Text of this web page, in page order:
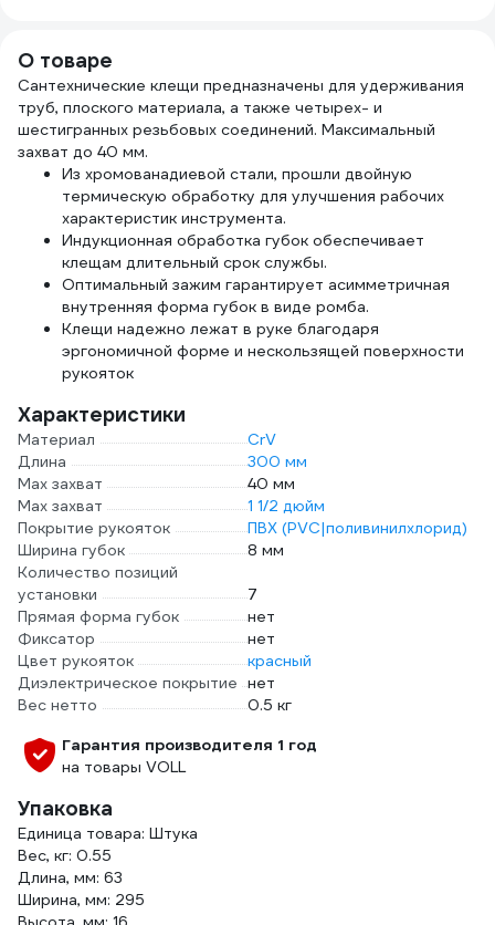
О товаре
Сантехнические клещи предназначены для удерживания
труб, плоского материала, а также четырех- и
шестигранных резьбовых соединений. Максимальный
захват до 40 мм.
Из хромованадиевой стали, прошли двойную
термическую обработку для улучшения рабочих
характеристик инструмента.
Индукционная обработка губок обеспечивает
клещам длительный срок службы.
Оптимальный зажим гарантирует асимметричная
внутренняя форма губок в виде ромба.
Клещи надежно лежат в руке благодаря
эргономичной форме и нескользящей поверхности
рукояток
Характеристики
Материал
CrV
Длина
300 мм
Мах захват
40 мм
Мах захват
1 1/2 дюйм
Покрытие рукояток
ПВХ (PVC|поливинилхлорид)
Ширина губок
8 мм
Количество позиций
установки
7
Прямая форма губок
нет
Фиксатор
нет
Цвет рукояток
красный
Диэлектрическое покрытие нет
Вес нетто
0.5 кг
Гарантия производителя 1 год
на товары VOLL
Упаковка
Единица товара: Штука
Вес, кг: 0.55
Длина, мм: 63
Ширина, мм: 295